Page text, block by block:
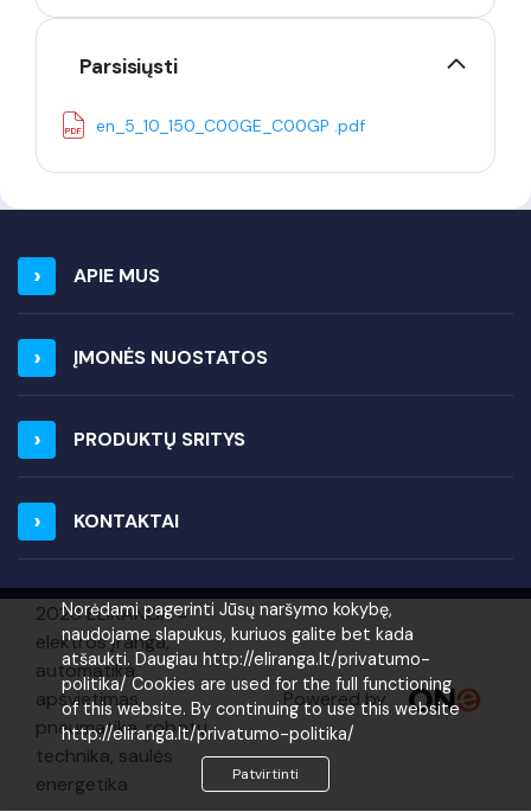
Norėdami pagerinti Jūsų naršymo kokybę,
naudojame slapukus, kuriuos galite bet kada
atšaukti. Daugiau http://eliranga.lt/privatumo-
politika/ Cookies are used for the full functioning
of this website. By continuing to use this website
http://eliranga.lt/privatumo-politika/
Patvirtinti
Parsisiųsti
en_5_10_150_C00GE_C00GP .pdf
APIE MUS
ĮMONĖS NUOSTATOS
PRODUKTŲ SRITYS
KONTAKTAI
2026 ELIRANGA =
elektros įranga,
automatika,
apšvietimas,
pneumatika, robotų
technika, saulės
energetika
Powered by